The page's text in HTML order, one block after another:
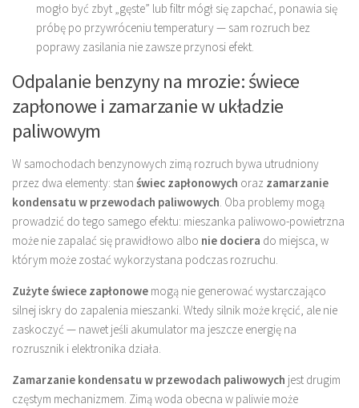
mogło być zbyt „gęste” lub filtr mógł się zapchać, ponawia się
próbę po przywróceniu temperatury — sam rozruch bez
poprawy zasilania nie zawsze przynosi efekt.
Odpalanie benzyny na mrozie: świece
zapłonowe i zamarzanie w układzie
paliwowym
W samochodach benzynowych zimą rozruch bywa utrudniony
przez dwa elementy: stan świec zapłonowych oraz zamarzanie
kondensatu w przewodach paliwowych. Oba problemy mogą
prowadzić do tego samego efektu: mieszanka paliwowo-powietrzna
może nie zapalać się prawidłowo albo nie dociera do miejsca, w
którym może zostać wykorzystana podczas rozruchu.
Zużyte świece zapłonowe mogą nie generować wystarczająco
silnej iskry do zapalenia mieszanki. Wtedy silnik może kręcić, ale nie
zaskoczyć — nawet jeśli akumulator ma jeszcze energię na
rozrusznik i elektronika działa.
Zamarzanie kondensatu w przewodach paliwowych jest drugim
częstym mechanizmem. Zimą woda obecna w paliwie może